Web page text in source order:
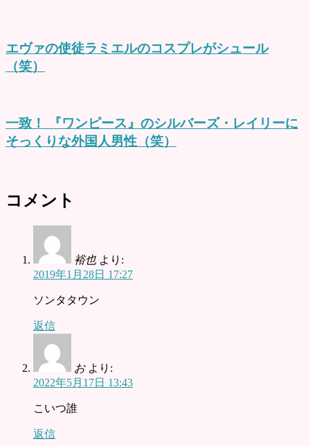
エヴァの使徒ラミエルのコスプレがシュール
（笑）
一致！ 『ワンピース』のシルバーズ・レイリーに
そっくりな外国人男性（笑）
コメント
裕也 より:
2019年1月28日 17:27
ソンタタウン
返信
お より:
2022年5月17日 13:43
こいつ誰
返信